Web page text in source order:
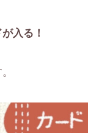
入る！